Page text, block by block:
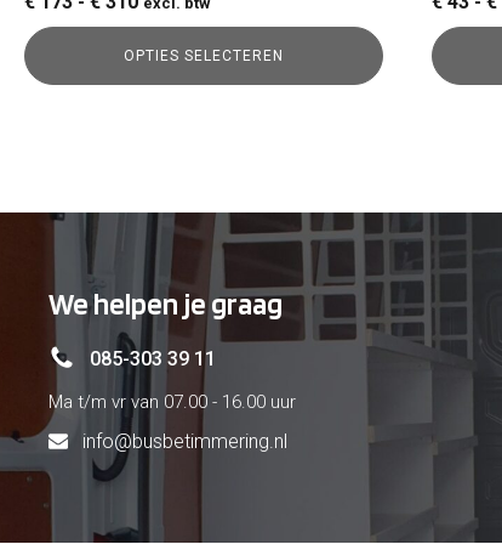
€ 173
tot
€ 310
OPTIES SELECTEREN
We helpen je graag
085-303 39 11
Ma t/m vr van 07.00 - 16.00 uur
info@busbetimmering.nl